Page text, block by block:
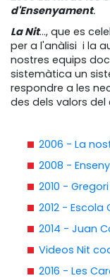
d'Ensenyament.
La Nit..., que es
per a l'anàlisi i la
nostres equips
sistemàtica un
respondre a les
des dels valors
2006 - La
2008 -
2010 -
2012 -
2014 - Juan
Videos Nit
2016 - Les